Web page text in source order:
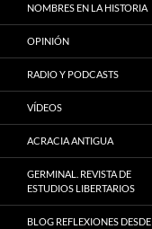
NOMBRES EN LA HISTORIA
OPINIÓN
RADIO Y PODCASTS
VÍDEOS
ACRACIA ANTIGUA
GERMINAL. REVISTA DE
ESTUDIOS LIBERTARIOS
BLOG REFLEXIONES DESDE